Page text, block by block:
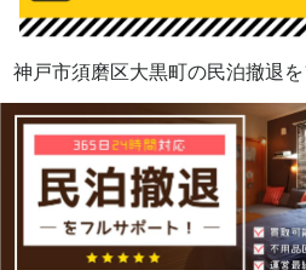
神戸市須磨区大黒町の民泊撤退